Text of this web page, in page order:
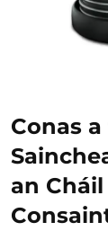
Conas
an